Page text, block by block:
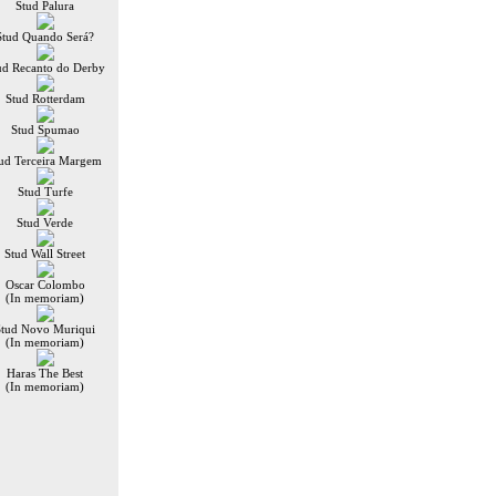
Stud Palura
Quando Será?
Recanto do Derby
Stud Rotterdam
Stud Spumao
Terceira Margem
Stud Turfe
Stud Verde
Stud Wall Street
Oscar Colombo
(In memoriam)
Novo Muriqui
(In memoriam)
Haras The Best
(In memoriam)